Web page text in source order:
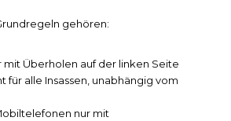
gehören:
mit Überholen auf der linken Seite
für alle Insassen, unabhängig vom
nur mit